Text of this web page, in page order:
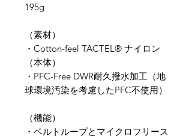
195g
​（素材）
​・Cotton-feel TACTEL® ナイロン
（本体）
・PFC-Free DWR耐久撥水加工（地
球環境汚染を考慮したPFC不使用）
（​機能）
・ベルトループとマイクロフリース